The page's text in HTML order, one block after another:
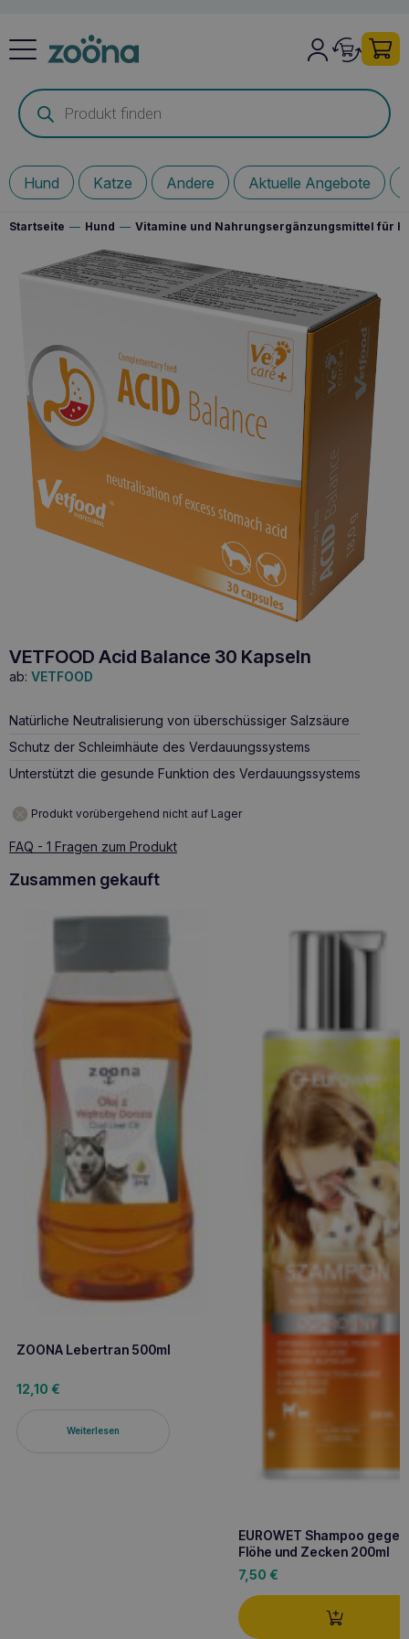
Products
search
Hund Katze Andere Aktuelle Angebote
Startseite — Hund — Vitamine und Nahrungsergänzungsmittel für
VETFOOD Acid Balance 30 Kapseln
ab: VETFOOD
Natürliche Neutralisierung von überschüssiger Salzsäure
Schutz der Schleimhäute des Verdauungssystems
Unterstützt die gesunde Funktion des Verdauungssystems
Produkt vorübergehend nicht auf Lager
FAQ - 1 Fragen zum Produkt
Zusammen gekauft
ZOONA Lebertran 500ml
12,10 €
Weiterlesen
EUROWET Shampoo gegen
Flöhe und Zecken 200ml
7,50 €